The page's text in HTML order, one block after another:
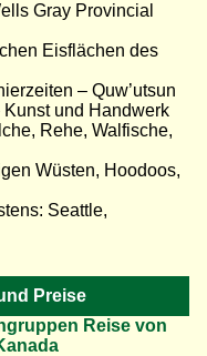
Gray Provincial
Eisflächen des
– Quw’utsun
und Handwerk
Rehe, Walfische,
Wüsten, Hoodoos,
Seattle,
Preise
Reise von